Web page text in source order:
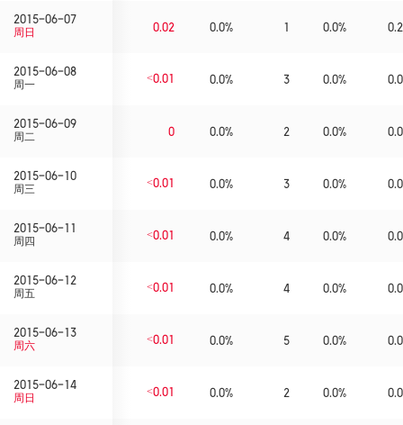
2015-06-07
周日
0.02 0.0% 1 0.0% 0.2
2015-06-08
周一
<0.01 0.0% 3 0.0% 0.0
2015-06-09
周二
0 0.0% 2 0.0% 0.0
2015-06-10
周三
<0.01 0.0% 3 0.0% 0.0
2015-06-11
周四
<0.01 0.0% 4 0.0% 0.0
2015-06-12
周五
<0.01 0.0% 4 0.0% 0.0
2015-06-13
周六
<0.01 0.0% 5 0.0% 0.0
2015-06-14
周日
<0.01 0.0% 2 0.0% 0.0